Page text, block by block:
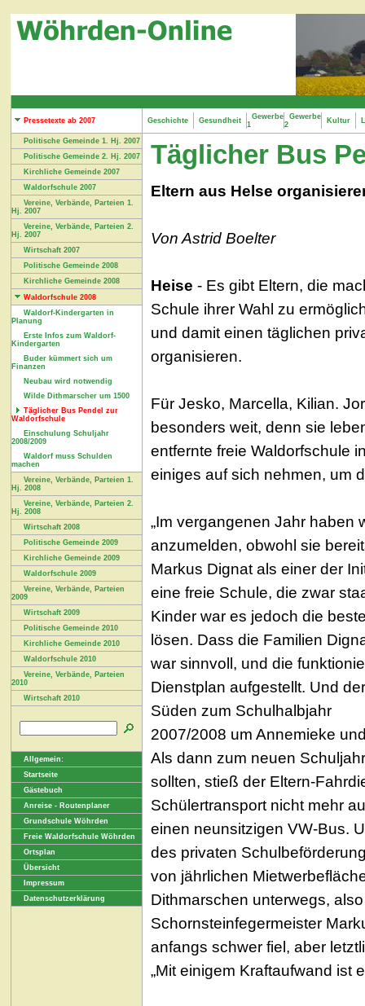
Pressetexte ab 2007 Geschichte Gesundheit
Gewerbe
1
Gewerbe
2
Kultur
Politische Gemeinde 1. Hj. 2007
Politische Gemeinde 2. Hj. 2007
Kirchliche Gemeinde 2007
Waldorfschule 2007
Vereine, Verbände, Parteien 1.
Hj. 2007
Vereine, Verbände, Parteien 2.
Hj. 2007
Wirtschaft 2007
Politische Gemeinde 2008
Kirchliche Gemeinde 2008
Waldorfschule 2008
Waldorf-Kindergarten in
Planung
Erste Infos zum Waldorf-
Kindergarten
Buder kümmert sich um
Finanzen
Neubau wird notwendig
Wilde Dithmarscher um 1500
Täglicher Bus Pendel zur
Waldorfschule
Einschulung Schuljahr
2008/2009
Waldorf muss Schulden
machen
Vereine, Verbände, Parteien 1.
Hj. 2008
Vereine, Verbände, Parteien 2.
Hj. 2008
Wirtschaft 2008
Politische Gemeinde 2009
Kirchliche Gemeinde 2009
Waldorfschule 2009
Vereine, Verbände, Parteien
2009
Wirtschaft 2009
Politische Gemeinde 2010
Kirchliche Gemeinde 2010
Waldorfschule 2010
Vereine, Verbände, Parteien
2010
Wirtschaft 2010
Allgemein:
Startseite
Gästebuch
Anreise - Routenplaner
Grundschule Wöhrden
Freie Waldorfschule Wöhrden
Ortsplan
Übersicht
Impressum
Datenschutzerklärung
Täglicher Bus
Eltern aus Helse
Von Astrid Boelter
Heise - Es gibt Eltern, die
Schule ihrer Wahl zu
und damit einen täglichen
organisieren.
Für Jesko, Marcella, Kilian.
besonders weit, denn sie
entfernte freie Waldorfschule
einiges auf sich nehmen, um
„Im vergangenen Jahr haben
anzumelden, obwohl sie
Markus Dignat als einer der
eine freie Schule, die zwar
Kinder war es jedoch die
lösen. Dass die Familien
war sinnvoll, und die
Dienstplan aufgestellt. Und
Süden zum Schulhalbjahr
2007/2008 um Annemieke
Als dann zum neuen
sollten, stieß der Eltern-
Schülertransport nicht mehr
einen neunsitzigen VW-Bus.
des privaten
von jährlichen
Dithmarschen unterwegs,
Schornsteinfegermeister
anfangs schwer fiel, aber
„Mit einigem Kraftaufwand ist